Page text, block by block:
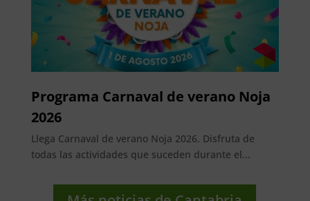
Programa Carnaval de verano Noja
2026
Llega Carnaval de verano Noja 2026. Disfruta de
todas las actividades que suceden durante el...